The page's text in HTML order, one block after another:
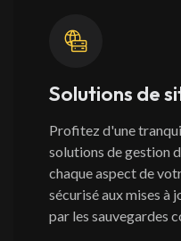
Solutions de
Profitez d'une
solutions de gestion
chaque aspect de
sécurisé aux mises à
par les sauvegardes